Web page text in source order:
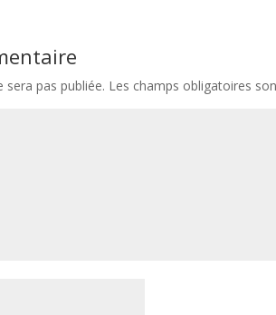
sera pas publiée. Les champs obligatoires